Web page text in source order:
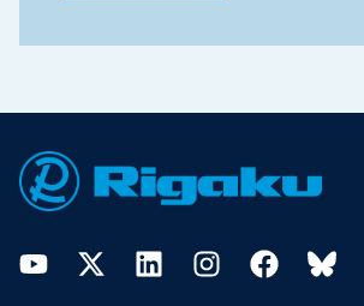
Footer
YouTubeTwitterLinkedInInstagramFacebookBluesky